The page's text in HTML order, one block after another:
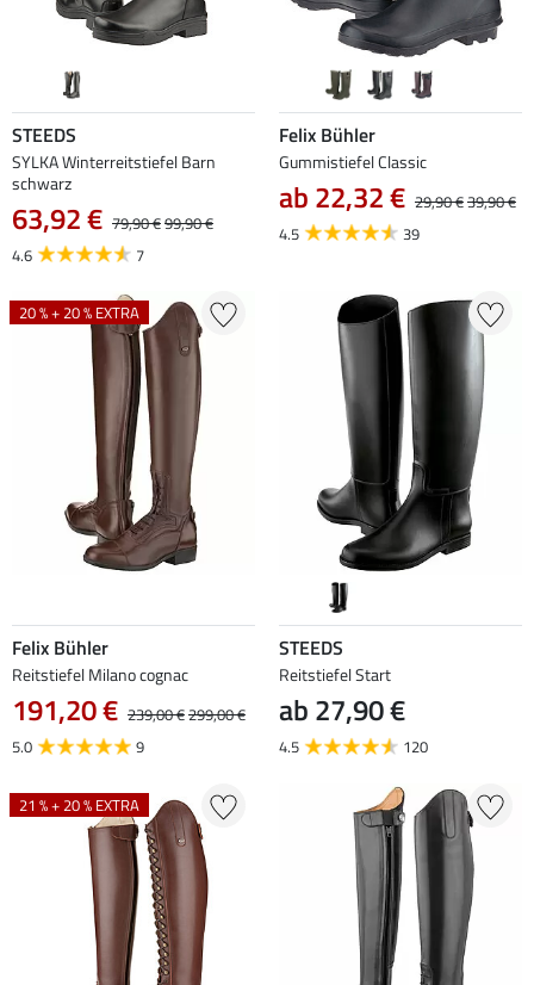
STEEDS
SYLKA Winterreitstiefel Barn
schwarz
63,92 € 79,90 €99,90 €
4.6
7
Felix Bühler
Gummistiefel Classic
ab 22,32 € 29,90 €39,90 €
4.5
39
20 % + 20 % EXTRA
Felix Bühler
Reitstiefel Milano cognac
191,20 € 239,00 €299,00 €
5.0
9
STEEDS
Reitstiefel Start
ab 27,90 €
4.5 120
21 % + 20 % EXTRA